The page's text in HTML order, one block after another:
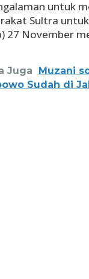
untuk
Sultra
27 November
Juga
Muzani
Sudah di